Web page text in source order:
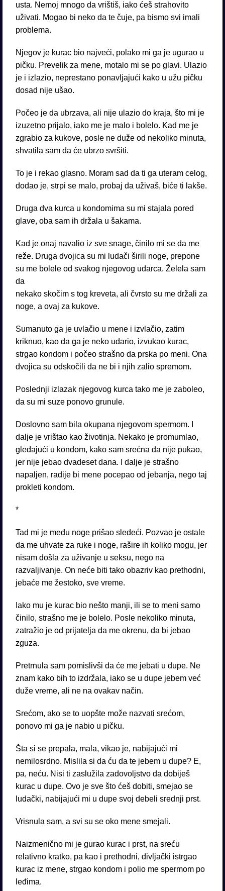
usta. Nemoj mnogo da vrištiš, iako ćeš strahovito
uživati. Mogao bi neko da te čuje, pa bismo svi imali
problema.
Njegov je kurac bio najveći, polako mi ga je ugurao u
pičku. Prevelik za mene, motalo mi se po glavi. Ulazio
je i izlazio, neprestano ponavljajući kako u užu pičku
dosad nije ušao.
Počeo je da ubrzava, ali nije ulazio do kraja, što mi je
izuzetno prijalo, iako me je malo i bolelo. Kad me je
zgrabio za kukove, posle ne duže od nekoliko minuta,
shvatila sam da će ubrzo svršiti.
To je i rekao glasno. Moram sad da ti ga uteram celog,
dodao je, strpi se malo, probaj da uživaš, biće ti lakše.
Druga dva kurca u kondomima su mi stajala pored
glave, oba sam ih držala u šakama.
Kad je onaj navalio iz sve snage, činilo mi se da me
reže. Druga dvojica su mi ludači širili noge, prepone
su me bolele od svakog njegovog udarca. Želela sam
da
nekako skočim s tog kreveta, ali čvrsto su me držali za
noge, a ovaj za kukove.
Sumanuto ga je uvlačio u mene i izvlačio, zatim
kriknuo, kao da ga je neko udario, izvukao kurac,
strgao kondom i počeo strašno da prska po meni. Ona
dvojica su odskočili da ne bi i njih zalio spremom.
Poslednji izlazak njegovog kurca tako me je zaboleo,
da su mi suze ponovo grunule.
Doslovno sam bila okupana njegovom spermom. I
dalje je vrištao kao životinja. Nekako je promumlao,
gledajući u kondom, kako sam srećna da nije pukao,
jer nije jebao dvadeset dana. I dalje je strašno
napaljen, radije bi mene pocepao od jebanja, nego taj
prokleti kondom.
*
Tad mi je među noge prišao sledeći. Pozvao je ostale
da me uhvate za ruke i noge, rašire ih koliko mogu, jer
nisam došla za uživanje u seksu, nego na
razvaljivanje. On neće biti tako obazriv kao prethodni,
jebaće me žestoko, sve vreme.
Iako mu je kurac bio nešto manji, ili se to meni samo
činilo, strašno me je bolelo. Posle nekoliko minuta,
zatražio je od prijatelja da me okrenu, da bi jebao
zguza.
Pretrnula sam pomislivši da će me jebati u dupe. Ne
znam kako bih to izdržala, iako se u dupe jebem već
duže vreme, ali ne na ovakav način.
Srećom, ako se to uopšte može nazvati srećom,
ponovo mi ga je nabio u pičku.
Šta si se prepala, mala, vikao je, nabijajući mi
nemilosrdno. Mislila si da ću da te jebem u dupe? E,
pa, neću. Nisi ti zaslužila zadovoljstvo da dobiješ
kurac u dupe. Ovo je sve što ćeš dobiti, smejao se
ludački, nabijajući mi u dupe svoj debeli srednji prst.
Vrisnula sam, a svi su se oko mene smejali.
Naizmenično mi je gurao kurac i prst, na sreću
relativno kratko, pa kao i prethodni, divljački istrgao
kurac iz mene, strgao kondom i polio me spermom po
leđima.